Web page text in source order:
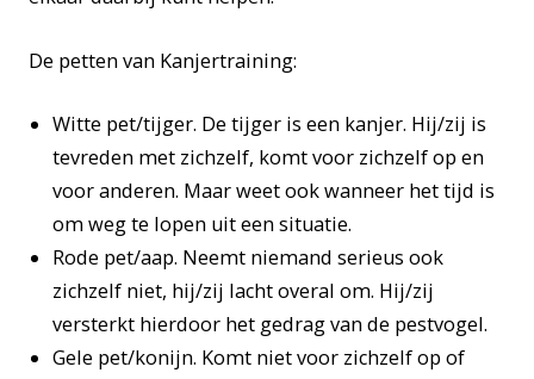
De petten van Kanjertraining:
Witte pet/tijger. De tijger is een kanjer. Hij/zij is
tevreden met zichzelf, komt voor zichzelf op en
voor anderen. Maar weet ook wanneer het tijd is
om weg te lopen uit een situatie.
Rode pet/aap. Neemt niemand serieus ook
zichzelf niet, hij/zij lacht overal om. Hij/zij
versterkt hierdoor het gedrag van de pestvogel.
Gele pet/konijn. Komt niet voor zichzelf op of